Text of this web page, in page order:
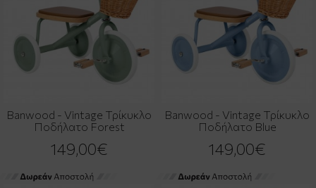
Banwood - Vintage Τρίκυκλο
Ποδήλατο Forest
149,00€
Banwood - Vintage Τρίκυκλο
Ποδήλατο Blue
149,00€